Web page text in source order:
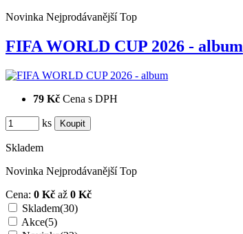
Novinka Nejprodávanější Top
FIFA WORLD CUP 2026 - album
79 Kč Cena s DPH
ks
Skladem
Novinka Nejprodávanější Top
Cena: 0 Kč až 0 Kč
Skladem(30)
Akce(5)